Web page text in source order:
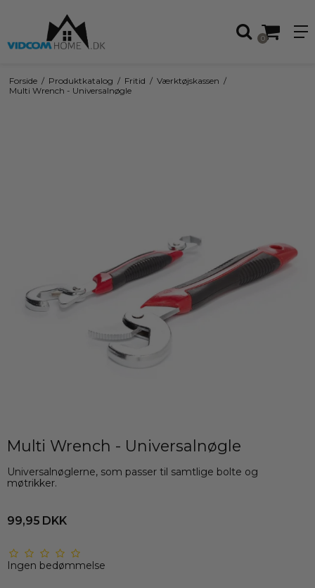
0
Forside / Produktkatalog / Fritid / Værktøjskassen /
Multi Wrench - Universalnøgle
Multi Wrench - Universalnøgle
Universalnøglerne, som passer til samtlige bolte og
møtrikker.
99,95 DKK
Ingen bedømmelse